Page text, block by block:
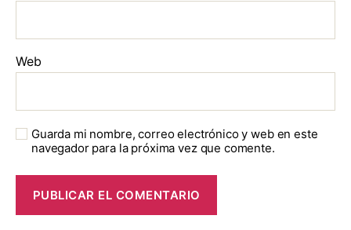
Web
Guarda mi nombre, correo electrónico y web en este
navegador para la próxima vez que comente.